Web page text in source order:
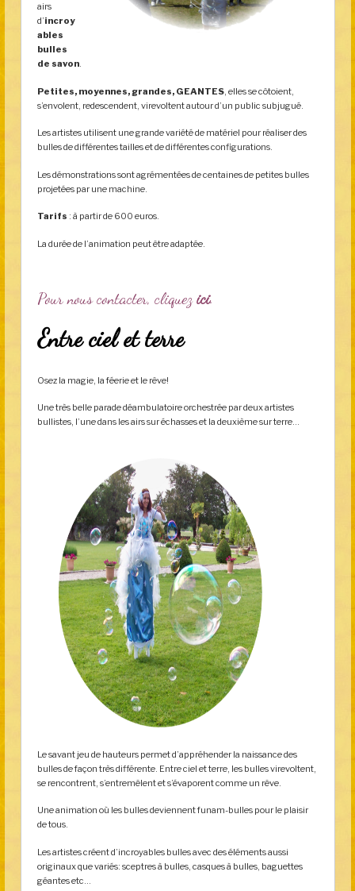
airs
d’incroy
ables
bulles
de savon.
Petites, moyennes, grandes, GEANTES, elles se côtoient,
s’envolent, redescendent, virevoltent autour d’un public subjugué.
Les artistes utilisent une grande variété de matériel pour réaliser des
bulles de différentes tailles et de différentes configurations.
Les démonstrations sont agrémentées de centaines de petites bulles
projetées par une machine.
Tarifs : à partir de 600 euros.
La durée de l’animation peut être adaptée.
Pour nous contacter, cliquezici.
Entre ciel et terre
Osez la magie, la féerie et le rêve!
Une très belle parade déambulatoire orchestrée par deux artistes
bullistes, l’une dans les airs sur échasses et la deuxième sur terre…
Le savant jeu de hauteurs permet d’appréhender la naissance des
bulles de façon très différente. Entre ciel et terre, les bulles virevoltent,
se rencontrent, s’entremêlent et s’évaporent comme un rêve.
Une animation où les bulles deviennent funam-bulles pour le plaisir
de tous.
Les artistes créent d’incroyables bulles avec des éléments aussi
originaux que variés: sceptres à bulles, casques à bulles, baguettes
géantes etc…